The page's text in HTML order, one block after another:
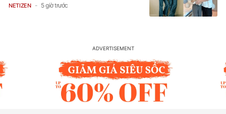
NETIZEN 5 giờ trước